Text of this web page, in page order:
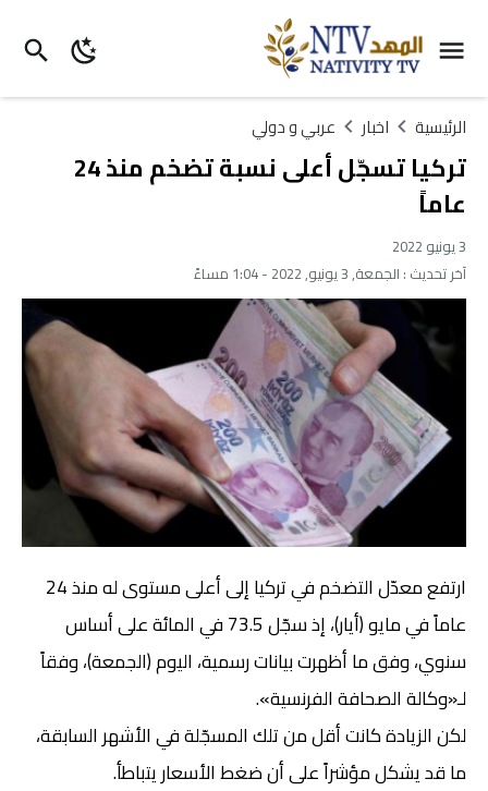
الرئيسية اخبار عربي و دولي
تركيا تسجّل أعلى نسبة تضخم منذ 24
عاماً
3 يونيو 2022
آخر تحديث : الجمعة, 3 يونيو, 2022 - 1:04 مساءً
ارتفع معدّل التضخم في تركيا إلى أعلى مستوى له منذ 24
عاماً في مايو (أيار)، إذ سجّل 73.5 في المائة على أساس
سنوي، وفق ما أظهرت بيانات رسمية، اليوم (الجمعة)، وفقاً
لـ«وكالة الصحافة الفرنسية».
لكن الزيادة كانت أقل من تلك المسجّلة في الأشهر السابقة،
ما قد يشكل مؤشراً على أن ضغط الأسعار يتباطأ.